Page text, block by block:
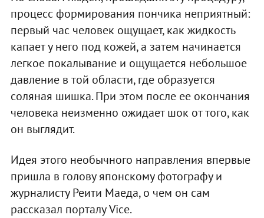
процесс формирования пончика неприятный:
первый час человек ощущает, как жидкость
капает у него под кожей, а затем начинается
легкое покалывание и ощущается небольшое
давление в той области, где образуется
соляная шишка. При этом после ее окончания
человека неизменно ожидает шок от того, как
он выглядит.
Идея этого необычного направления впервые
пришла в голову японскому фотографу и
журналисту Реити Маеда, о чем он сам
рассказал порталу Vice.